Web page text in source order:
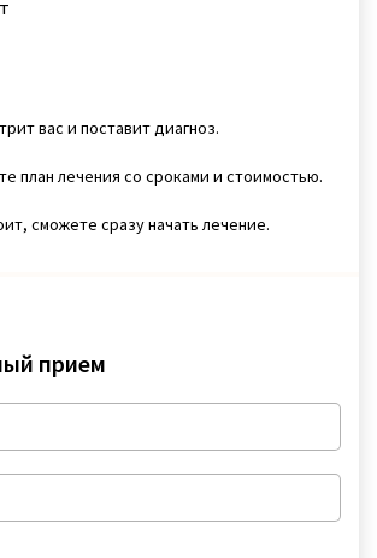
прием
вас и поставит диагноз.
план лечения со сроками и стоимостью.
сможете сразу начать лечение.